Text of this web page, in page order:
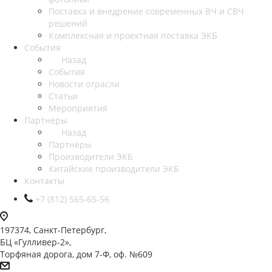
Поставка и внедрение современных ВЧ и СВЧ
решений
Комплексная и проектная поставка ЭКБ
События
Назад
События
Новости отрасли
Статьи
Мероприятия
Партнеры
Назад
Партнеры
Производители ЭКБ
Китайские производители ЭКБ
Контакты
+7 (812) 565-65-56
197374, Санкт-Петербург,
БЦ «Гулливер-2»,
Торфяная дорога, дом 7-Ф, оф. №609